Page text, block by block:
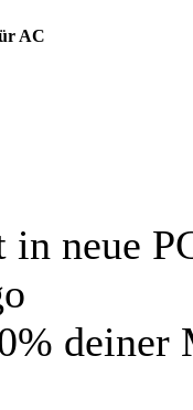
AC
in neue
deiner